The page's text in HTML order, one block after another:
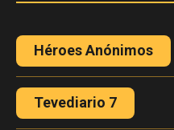
Héroes Anónimos
Tevediario 7